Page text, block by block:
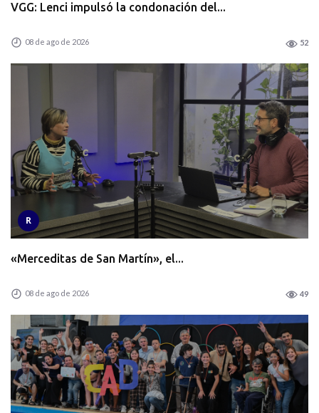
VGG: Lenci impulsó la condonación del...
08 de ago de 2026 52
R
«Merceditas de San Martín», el...
08 de ago de 2026 49